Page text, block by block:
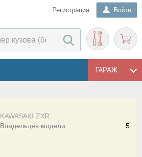
Регистрация Войти
ГАРАЖ
KAWASAKI ZXR
5
Владельцев модели: